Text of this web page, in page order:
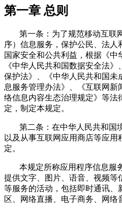
第一章 总则
第一条：为了规范移动互联
序）信息服务，保护公民、法
国家安全和公共利益，根据《中
《中华人民共和国数据安全法
保护法》、《中华人民共和国未
息服务管理办法》、《互联网新
络信息内容生态治理规定》等法
定，制定本规定。
第二条：在中华人民共和国
以及从事互联网应用商店等应
定。
本规定所称应用程序信息服
提供文字、图片、语音、视频等
等服务的活动，包括即时通讯、
区、网络直播、电子商务、网络